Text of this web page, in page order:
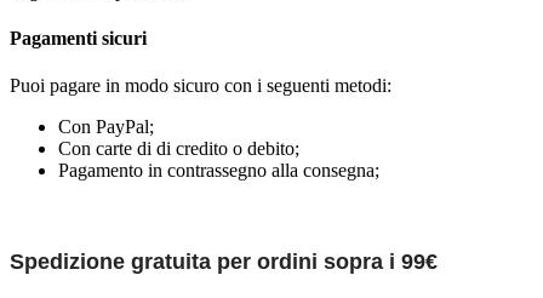
Pagamenti sicuri
Puoi pagare in modo sicuro con i seguenti metodi:
Con PayPal;
Con carte di di credito o debito;
Pagamento in contrassegno alla consegna;
Spedizione gratuita per ordini sopra i 99€